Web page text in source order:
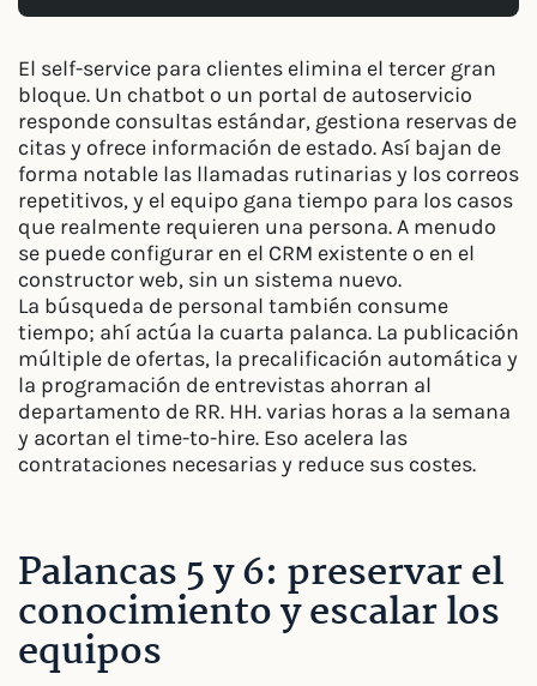
El self-service para clientes elimina el tercer gran
bloque. Un chatbot o un portal de autoservicio
responde consultas estándar, gestiona reservas de
citas y ofrece información de estado. Así bajan de
forma notable las llamadas rutinarias y los correos
repetitivos, y el equipo gana tiempo para los casos
que realmente requieren una persona. A menudo
se puede configurar en el CRM existente o en el
constructor web, sin un sistema nuevo.
La búsqueda de personal también consume
tiempo; ahí actúa la cuarta palanca. La publicación
múltiple de ofertas, la precalificación automática y
la programación de entrevistas ahorran al
departamento de RR. HH. varias horas a la semana
y acortan el time-to-hire. Eso acelera las
contrataciones necesarias y reduce sus costes.
Palancas 5 y 6: preservar el
conocimiento y escalar los
equipos